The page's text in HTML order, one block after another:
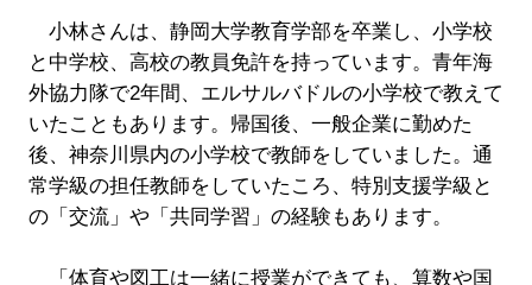
小林さんは、静岡大学教育学部を卒業し、小学校
と中学校、高校の教員免許を持っています。青年海
外協力隊で2年間、エルサルバドルの小学校で教えて
いたこともあります。帰国後、一般企業に勤めた
後、神奈川県内の小学校で教師をしていました。通
常学級の担任教師をしていたころ、特別支援学級と
の「交流」や「共同学習」の経験もあります。
「体育や図工は一緒に授業ができても、算数や国